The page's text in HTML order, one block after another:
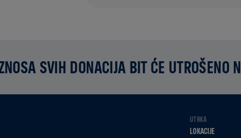
SVIH DONACIJA BIT ĆE UTROŠENO
UTRKA
LOKACIJE